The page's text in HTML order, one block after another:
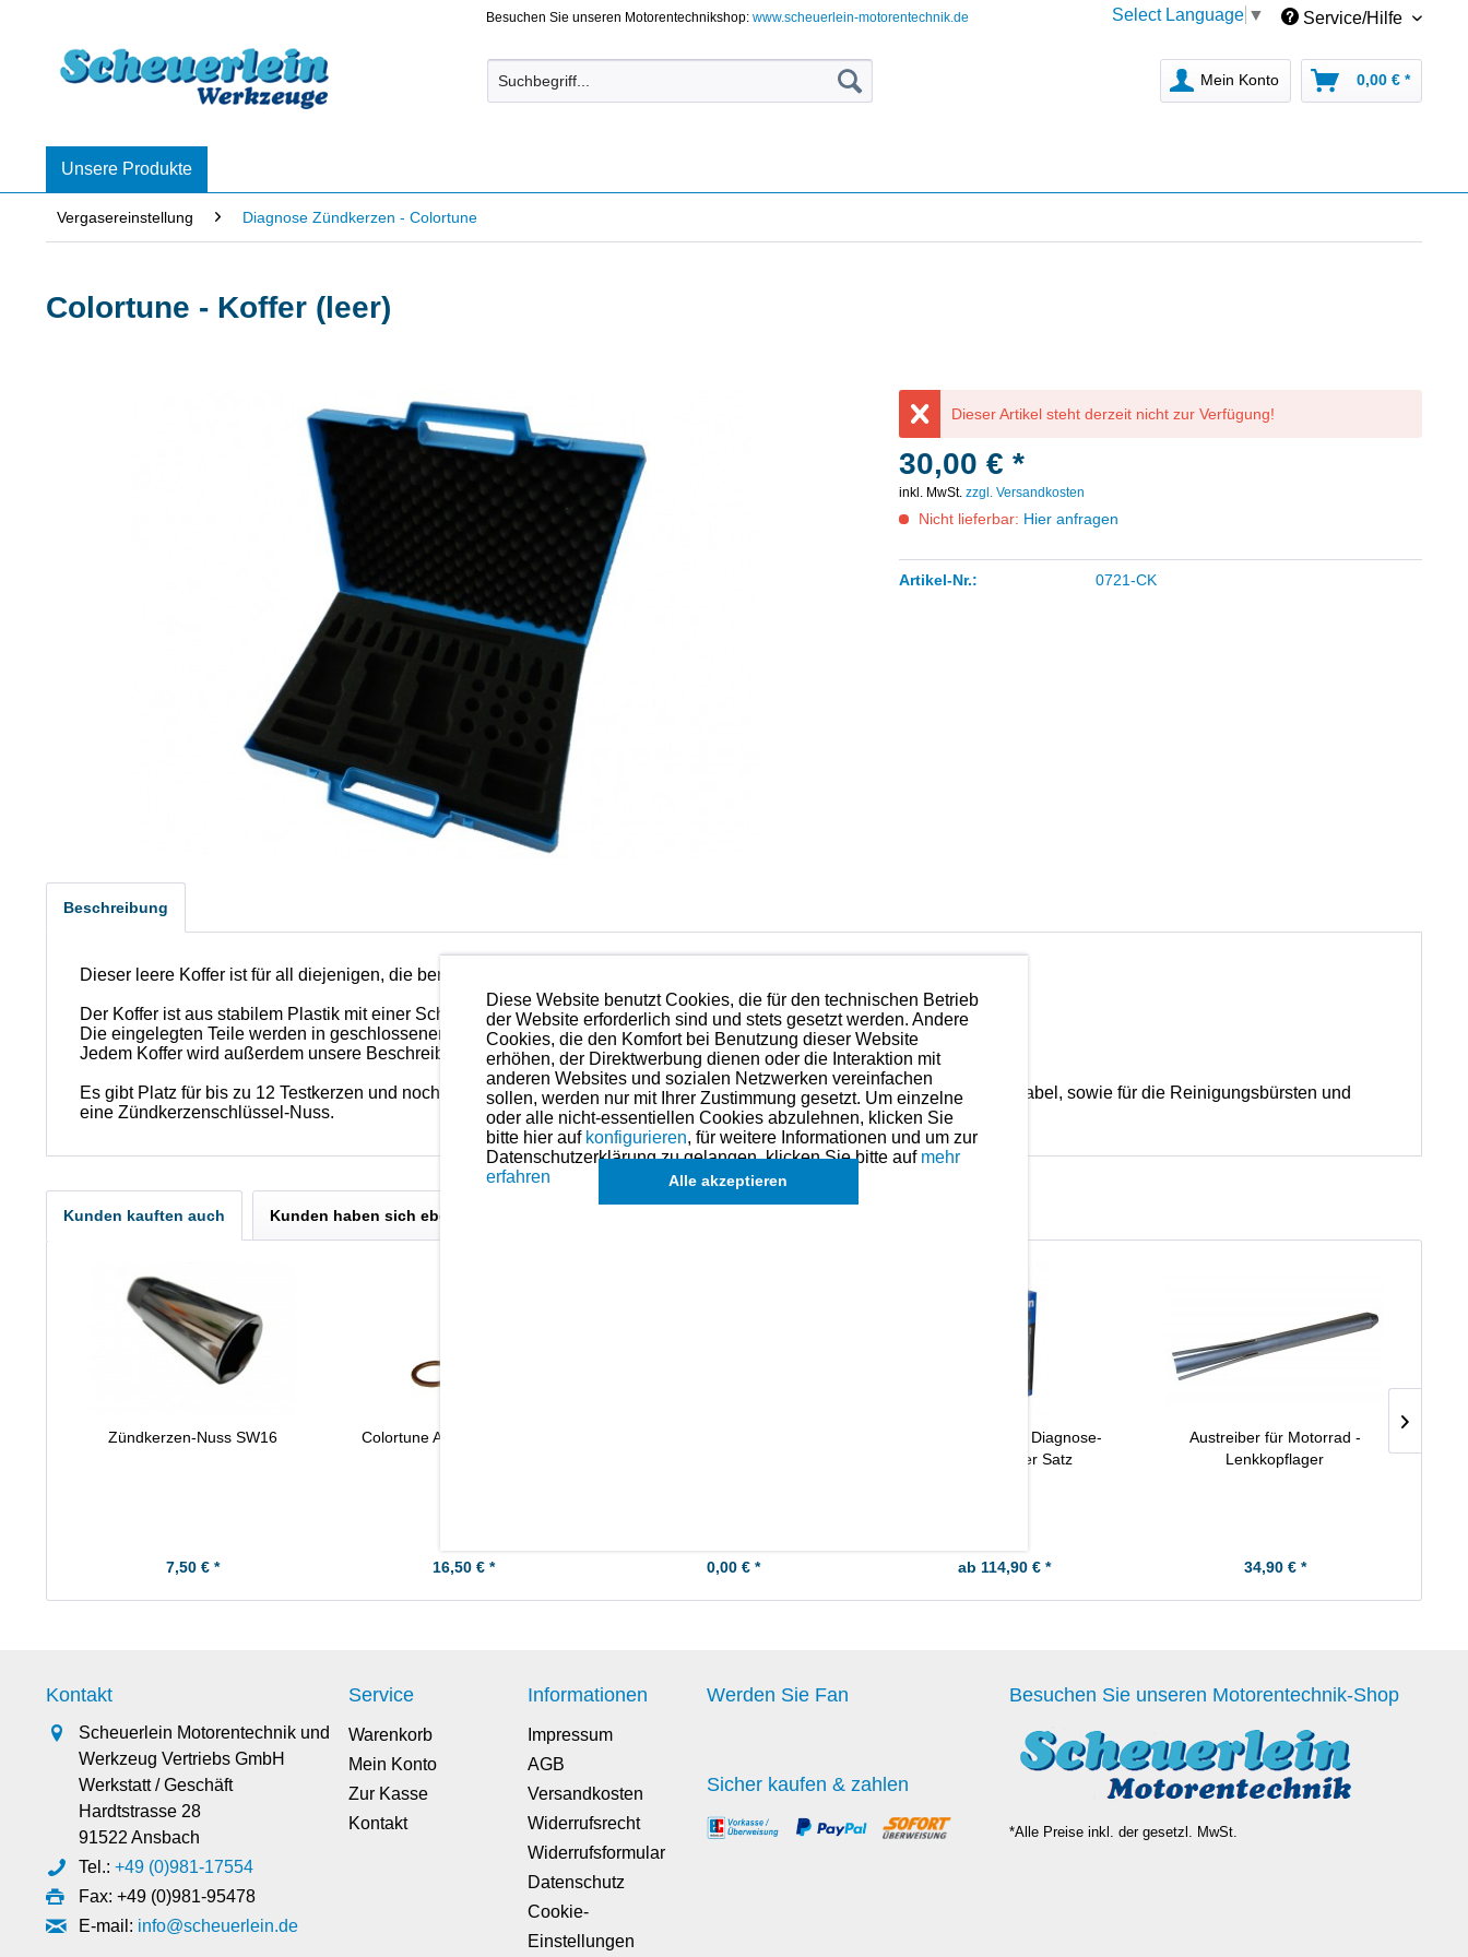
Besuchen Sie unseren Motorentechnikshop:www.scheuerlein-motorentechnik.de Select Language ▼ Service/Hilfe
Mein Konto 0,00 € *
Unsere Produkte
Vergasereinstellung Diagnose Zündkerzen - Colortune
Colortune - Koffer (leer)
Dieser Artikel steht derzeit nicht zur Verfügung!
30,00 € *
inkl. MwSt.zzgl. Versandkosten
Nicht lieferbar: Hier anfragen
Artikel-Nr.: 0721-CK
Beschreibung
Dieser leere Koffer ist für all diejenigen, die bereits Colortune Sätze haben und diese ordentlich verräumt haben möchten.
Der Koffer ist aus stabilem Plastik mit einer Schaumstoffeinlage mit entsprechenden Aussparungen.
Die eingelegten Teile werden in geschlossenem Zustand von einem Pyramidenschaumstoff auf Ihrem Platz gehalten.
Jedem Koffer wird außerdem unsere Beschreibung mit Testbaum beigelegt!
Es gibt Platz für bis zu 12 Testkerzen und noch einmal 12 Adapter. Es ist weiterhin Platz für 6 Spiegelrohre und Anschlusskabel, sowie für die Reinigungsbürsten und
eine Zündkerzenschlüssel-Nuss.
Kunden kauften auch Kunden haben sich ebenfalls angesehen
Zündkerzen-Nuss SW16
7,50 € *
Colortune Adapter von 10 auf
16,50 € * 0,00 € *
G4172 Colortune Diagnose-
Zündkerze 1er Satz
ab 114,90 € *
Austreiber für Motorrad -
Lenkkopflager
34,90 € *
Kontakt
Scheuerlein Motorentechnik und
Werkzeug Vertriebs GmbH
Werkstatt / Geschäft
Hardtstrasse 28
91522 Ansbach
Tel.: +49 (0)981-17554
Fax: +49 (0)981-95478
E-mail: info@scheuerlein.de
Service
Warenkorb
Mein Konto
Zur Kasse
Kontakt
Informationen
Impressum
AGB
Versandkosten
Widerrufsrecht
Widerrufsformular
Datenschutz
Cookie-
Einstellungen
Werden Sie Fan
Sicher kaufen & zahlen
Besuchen Sie unseren Motorentechnik-Shop
*Alle Preise inkl. der gesetzl. MwSt.
Diese Website benutzt Cookies, die für den technischen Betrieb
der Website erforderlich sind und stets gesetzt werden. Andere
Cookies, die den Komfort bei Benutzung dieser Website
erhöhen, der Direktwerbung dienen oder die Interaktion mit
anderen Websites und sozialen Netzwerken vereinfachen
sollen, werden nur mit Ihrer Zustimmung gesetzt. Um einzelne
oder alle nicht-essentiellen Cookies abzulehnen, klicken Sie
bitte hier auf konfigurieren, für weitere Informationen und um zur
Datenschutzerklärung zu gelangen, klicken Sie bitte auf mehr
erfahren
Alle akzeptieren